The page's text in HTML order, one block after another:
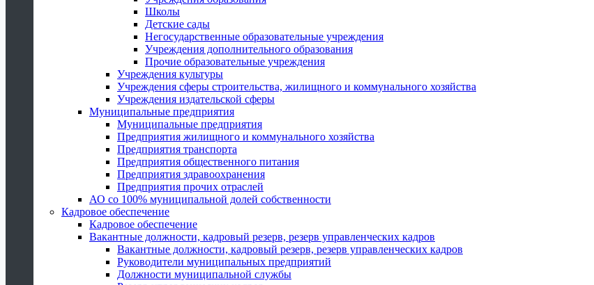
Школы
Детские сады
Негосударственные образовательные учреждения
Учреждения дополнительного образования
Прочие образовательные учреждения
Учреждения культуры
Учреждения сферы строительства, жилищного и коммунального хозяйства
Учреждения издательской сферы
Муниципальные предприятия
Муниципальные предприятия
Предприятия жилищного и коммунального хозяйства
Предприятия транспорта
Предприятия общественного питания
Предприятия здравоохранения
Предприятия прочих отраслей
АО со 100% муниципальной долей собственности
Кадровое обеспечение
Кадровое обеспечение
Вакантные должности, кадровый резерв, резерв управленческих кадров
Вакантные должности, кадровый резерв, резерв управленческих кадров
Руководители муниципальных предприятий
Должности муниципальной службы